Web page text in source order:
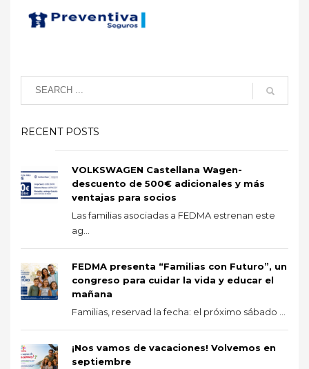
RECENT POSTS
VOLKSWAGEN Castellana Wagen-
descuento de 500€ adicionales y más
ventajas para socios
Las familias asociadas a FEDMA estrenan este
ag...
FEDMA presenta “Familias con Futuro”, un
congreso para cuidar la vida y educar el
mañana
Familias, reservad la fecha: el próximo sábado ...
¡Nos vamos de vacaciones! Volvemos en
septiembre